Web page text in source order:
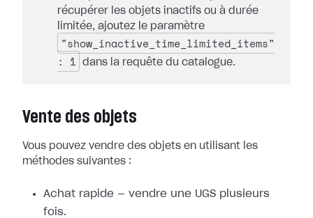
récupérer les objets inactifs ou à durée
limitée, ajoutez le paramètre
"show_inactive_time_limited_items"
: 1
dans la requête du catalogue.
Vente des objets
Vous pouvez vendre des objets en utilisant les
méthodes suivantes :
Achat rapide — vendre une UGS plusieurs
fois.